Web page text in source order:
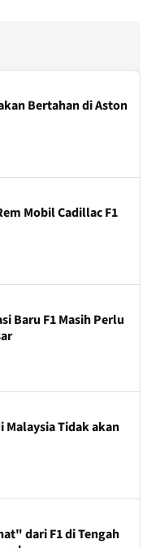
Bertahan di Aston
Mobil Cadillac F1
Baru F1 Masih Perlu
Malaysia Tidak akan
dari F1 di Tengah